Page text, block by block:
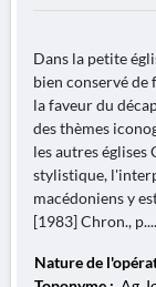
Dans la petite
bien conservé de
la faveur du
des thèmes
les autres églises
stylistique,
macédoniens y
[1983] Chron., p....
Nature de